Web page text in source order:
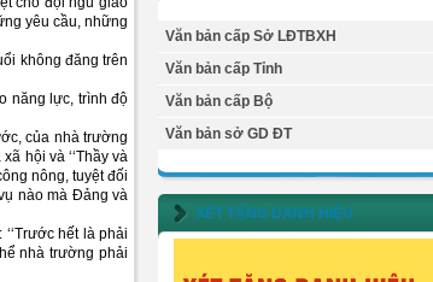
yêu cầu, những
không đăng trên
năng lực, trình độ
của nhà trường
hội và ‘‘Thầy và
nông, tuyệt đối
nào mà Đảng và
hết là phải
nhà trường phải
Văn bản cấp Sở LĐTBXH
Văn bản cấp Tỉnh
Văn bản cấp Bộ
Văn bản sở GD ĐT
XÉT TẶNG DANH HIỆU